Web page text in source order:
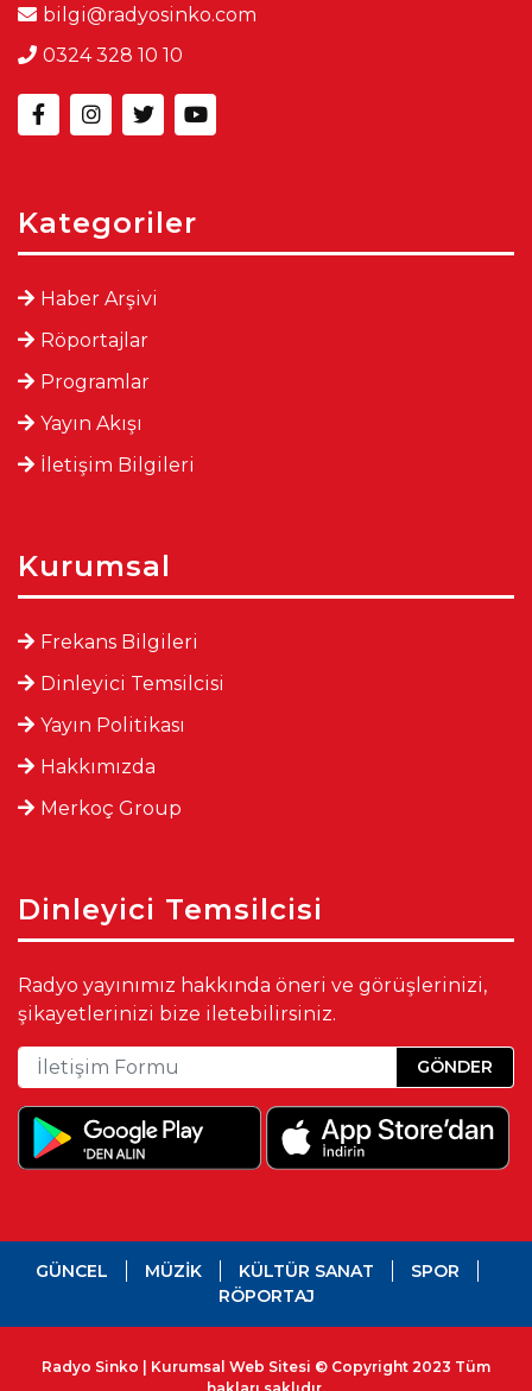
bilgi@radyosinko.com
0324 328 10 10
Kategoriler
Haber Arşivi
Röportajlar
Programlar
Yayın Akışı
İletişim Bilgileri
Kurumsal
Frekans Bilgileri
Dinleyici Temsilcisi
Yayın Politikası
Hakkımızda
Merkoç Group
Dinleyici Temsilcisi
Radyo yayınımız hakkında öneri ve görüşlerinizi,
şikayetlerinizi bize iletebilirsiniz.
GÖNDER
GÜNCEL MÜZİK KÜLTÜR SANAT
SPOR
RÖPORTAJ
Radyo Sinko | Kurumsal Web Sitesi © Copyright 2023 Tüm